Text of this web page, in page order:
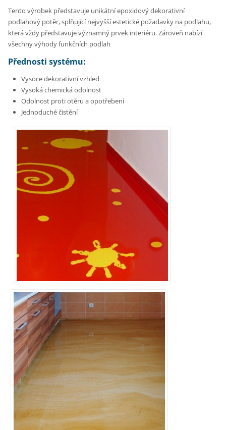
Tento výrobek představuje unikátní epoxidový dekorativní
podlahový potěr, splňující nejvyšší estetické požadavky na podlahu,
která vždy představuje významný prvek interiéru. Zároveň nabízí
všechny výhody funkčních podlah
Přednosti systému:
Vysoce dekorativní vzhled
Vysoká chemická odolnost
Odolnost proti otěru a opotřebení
Jednoduché čistění